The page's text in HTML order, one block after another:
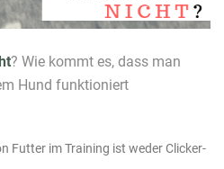
? Wie kommt es, dass man
Hund funktioniert
Futter im Training ist weder Clicker-